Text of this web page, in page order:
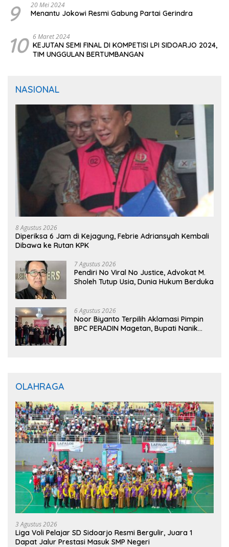
9 20 Mei 2024
Menantu Jokowi Resmi Gabung Partai Gerindra
10 6 Maret 2024
KEJUTAN SEMI FINAL DI KOMPETISI LPI SIDOARJO 2024,
TIM UNGGULAN BERTUMBANGAN
NASIONAL
8 Agustus 2026
Diperiksa 6 Jam di Kejagung, Febrie Adriansyah Kembali
Dibawa ke Rutan KPK
7 Agustus 2026
Pendiri No Viral No Justice, Advokat M.
Sholeh Tutup Usia, Dunia Hukum Berduka
6 Agustus 2026
Noor Biyanto Terpilih Aklamasi Pimpin
BPC PERADIN Magetan, Bupati Nanik
OLAHRAGA
3 Agustus 2026
Liga Voli Pelajar SD Sidoarjo Resmi Bergulir, Juara 1
Dapat Jalur Prestasi Masuk SMP Negeri